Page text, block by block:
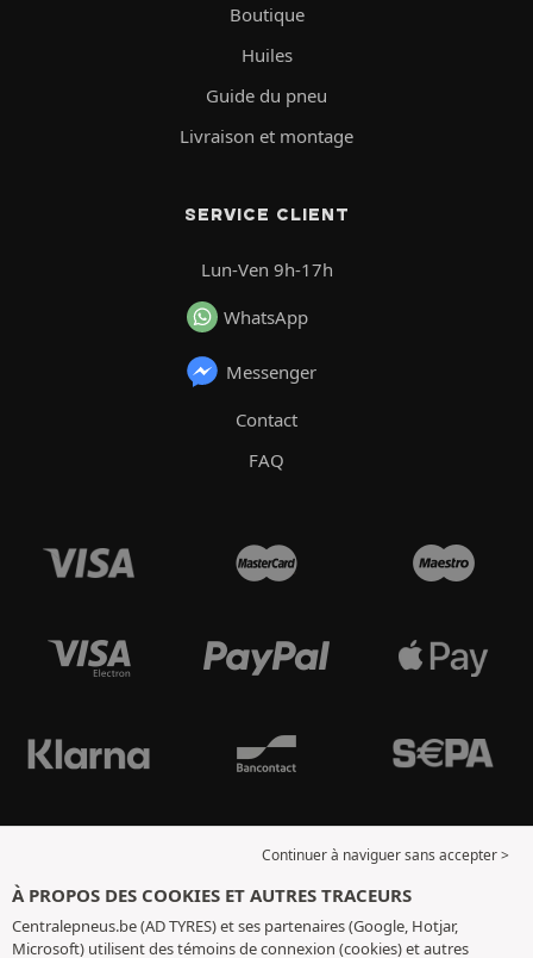
Boutique
Huiles
Guide du pneu
Livraison et montage
SERVICE CLIENT
Lun-Ven 9h-17h
WhatsApp
Messenger
Contact
FAQ
Continuer à naviguer sans accepter >
À PROPOS DES COOKIES ET AUTRES TRACEURS
Centralepneus.be (AD TYRES) et ses partenaires (Google, Hotjar,
Microsoft) utilisent des témoins de connexion (cookies) et autres